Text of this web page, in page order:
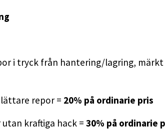
i tryck från hantering/lagring,
repor = 20% på ordinarie pris
kraftiga hack = 30% på ordinarie